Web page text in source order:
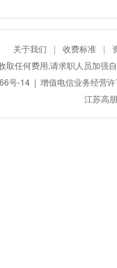
关于我们 | 收费标准 |
取任何费用,请求职人员加强
号-14| 增值电信业务经营许
江苏高